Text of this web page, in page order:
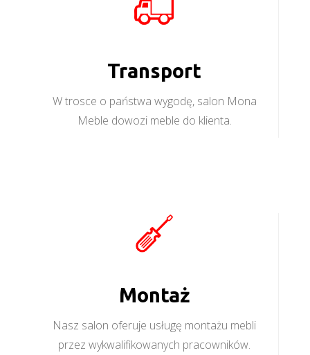
Transport
W trosce o państwa wygodę, salon Mona
Meble dowozi meble do klienta.
Montaż
Nasz salon oferuje usługę montażu mebli
przez wykwalifikowanych pracowników.